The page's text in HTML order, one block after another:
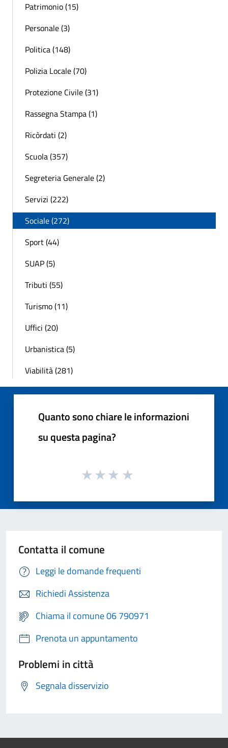
Patrimonio (15)
Personale (3)
Politica (148)
Polizia Locale (70)
Protezione Civile (31)
Rassegna Stampa (1)
Ricòrdati (2)
Scuola (357)
Segreteria Generale (2)
Servizi (222)
Sociale (272)
Sport (44)
SUAP (5)
Tributi (55)
Turismo (11)
Uffici (20)
Urbanistica (5)
Viabilità (281)
Quanto sono chiare le informazioni
su questa pagina?
Contatta il comune
Leggi le domande frequenti
Richiedi Assistenza
Chiama il comune 06 790971
Prenota un appuntamento
Problemi in città
Segnala disservizio